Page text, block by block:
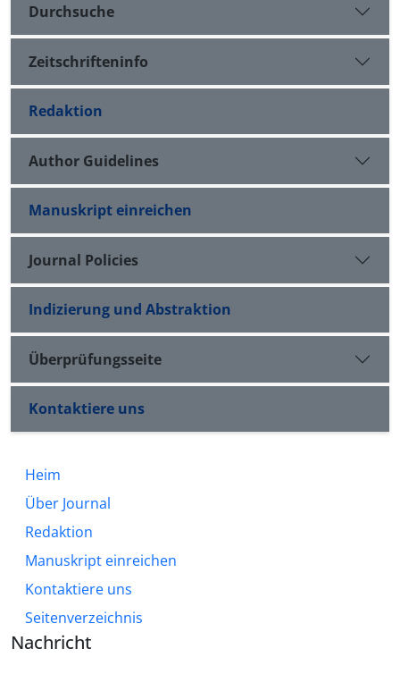
Durchsuche
Zeitschrifteninfo
Redaktion
Author Guidelines
Manuskript einreichen
Journal Policies
Indizierung und Abstraktion
Überprüfungsseite
Kontaktiere uns
Heim
Über Journal
Redaktion
Manuskript einreichen
Kontaktiere uns
Seitenverzeichnis
Nachricht